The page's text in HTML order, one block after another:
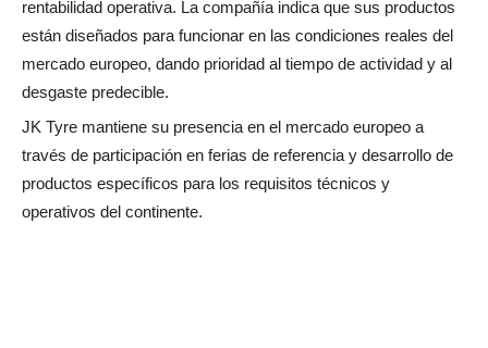
rentabilidad operativa. La compañía indica que sus productos
están diseñados para funcionar en las condiciones reales del
mercado europeo, dando prioridad al tiempo de actividad y al
desgaste predecible.
JK Tyre mantiene su presencia en el mercado europeo a
través de participación en ferias de referencia y desarrollo de
productos específicos para los requisitos técnicos y
operativos del continente.